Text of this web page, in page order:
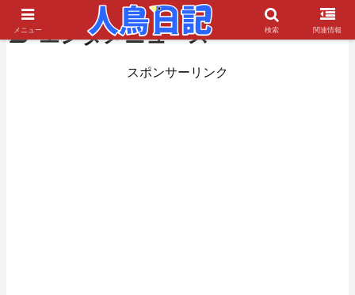
エンタメニュース
スポンサーリンク
メニュー 検索 関連情報